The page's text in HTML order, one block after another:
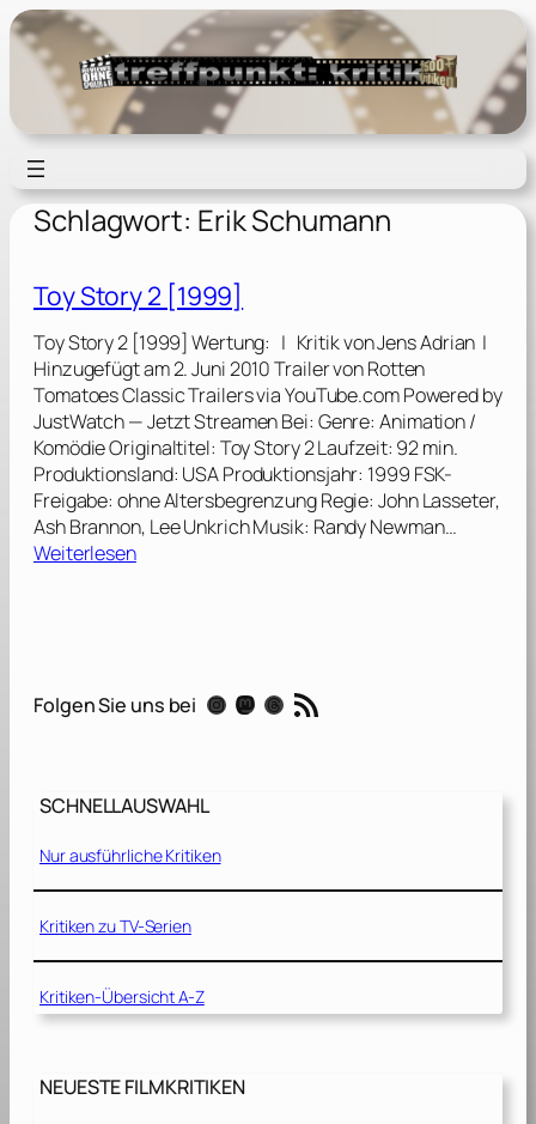
Zum
Inhalt
springen
Schlagwort: Erik Schumann
Toy Story 2 [1999]
Toy Story 2 [1999] Wertung: | Kritik von Jens Adrian |
Hinzugefügt am 2. Juni 2010 Trailer von Rotten
Tomatoes Classic Trailers via YouTube.com Powered by
JustWatch — Jetzt Streamen Bei: Genre: Animation /
Komödie Originaltitel: Toy Story 2 Laufzeit: 92 min.
Produktionsland: USA Produktionsjahr: 1999 FSK-
Freigabe: ohne Altersbegrenzung Regie: John Lasseter,
Ash Brannon, Lee Unkrich Musik: Randy Newman…
Weiterlesen:
o
[
9
9
9
Folgen Sie uns bei Instagram Mastodon Threads RSS-Feed
SCHNELLAUSWAHL
Nur ausführliche Kritiken
Kritiken zu TV-Serien
Kritiken-Übersicht A-Z
NEUESTE FILMKRITIKEN